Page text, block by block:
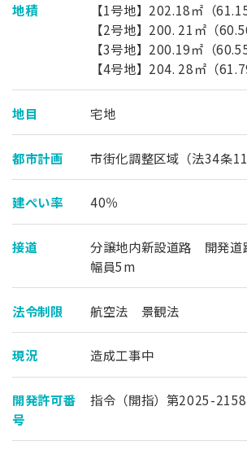
地積
【1号地】202.18㎡（61.15
【2号地】200. 21㎡（
【3号地】200.19㎡（60.55
【4号地】204. 28㎡（
地目 宅地
都市計画 市街化調整区域（法34条11
建ぺい率 40％
接道
分譲地内新設道路 開発道
幅員5m
法令制限 航空法 景観法
現況 造成工事中
開発許可番
号
指令（開指）第2025-